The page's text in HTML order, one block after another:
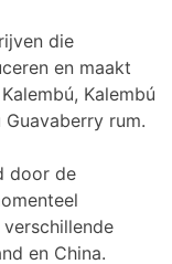
die
en maakt
Kalembú
rum.
door de
en China.